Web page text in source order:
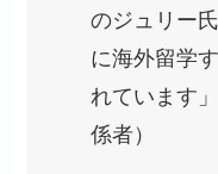
のジュリー
に海外留学
れています
係者）